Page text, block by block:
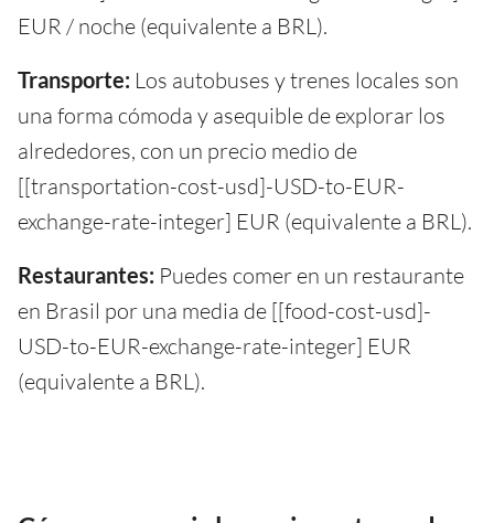
EUR / noche (equivalente a BRL).
Transporte: Los autobuses y trenes locales son
una forma cómoda y asequible de explorar los
alrededores, con un precio medio de
[[transportation-cost-usd]-USD-to-EUR-
exchange-rate-integer] EUR (equivalente a BRL).
Restaurantes: Puedes comer en un restaurante
en Brasil por una media de [[food-cost-usd]-
USD-to-EUR-exchange-rate-integer] EUR
(equivalente a BRL).